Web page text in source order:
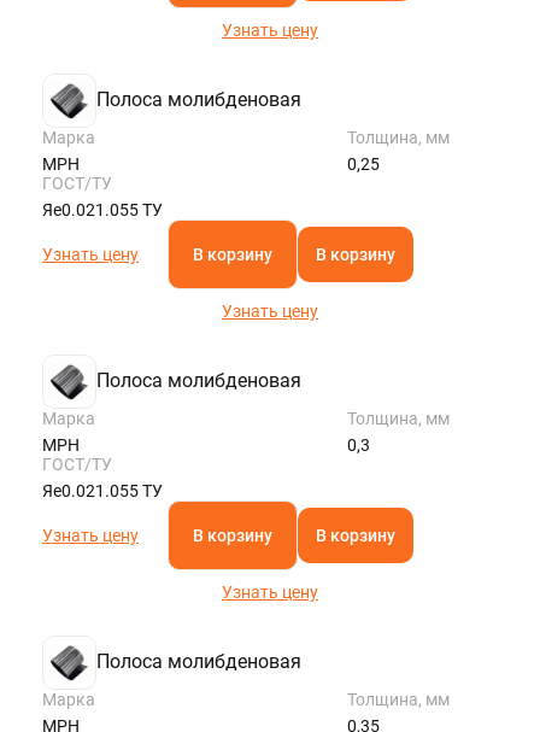
Узнать цену
Полоса молибденовая
Марка
МРН
Толщина, мм
0,25
ГОСТ/ТУ
Яе0.021.055 ТУ
Узнать цену В корзину В корзину
Узнать цену
Полоса молибденовая
Марка
МРН
Толщина, мм
0,3
ГОСТ/ТУ
Яе0.021.055 ТУ
Узнать цену В корзину В корзину
Узнать цену
Полоса молибденовая
Марка
МРН
Толщина, мм
0,35